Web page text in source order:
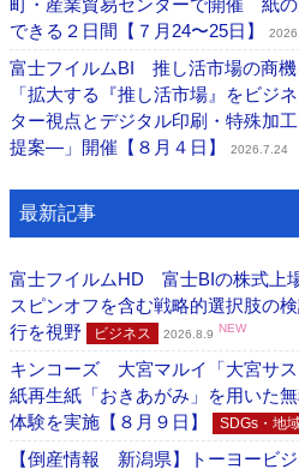
町・産業貿易センターで開催 紙
できる２日間【７月24〜25日】
富士フイルムBI 推し活市場の商機
「拡大する『推し活市場』をビジ
ター視点とデジタル印刷・特殊加
提案―」開催【８月４日】
2026.7.24
最新記事
富士フイルムHD 富士BIの株式上
スピンオフを含む戦略的選択肢の
行を視野
ビジネス 2026.8.9 NEW
キンコーズ 大宮マルイ「大宮サ
紙再生紙「おきあがみ」を用いた
体験を実施【８月９日】
SDGs・地
【倒産情報 新潟県】トーヨービ